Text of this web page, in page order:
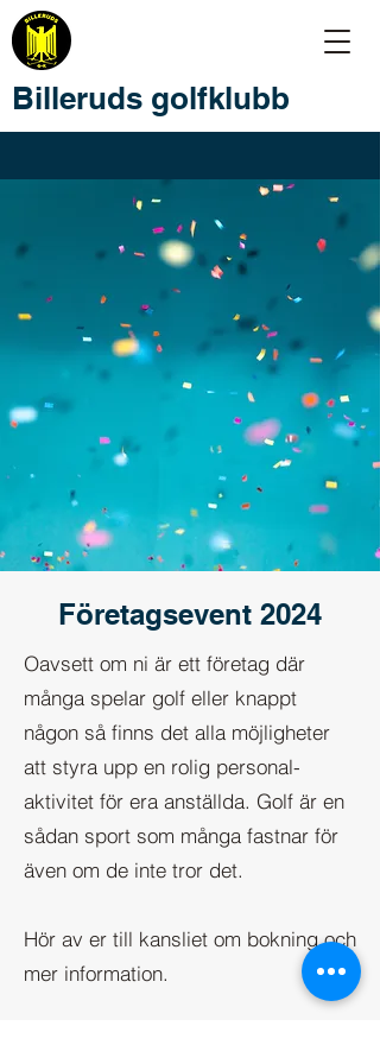
Billeruds golfklubb
Företagsevent 2024
Oavsett om ni är ett företag där
många spelar golf eller knappt
någon så finns det alla möjligheter
att styra upp en rolig personal-
aktivitet för era anställda. Golf är en
sådan sport som många fastnar för
även om de inte tror det.
Hör av er till kansliet om bokning och
mer information.